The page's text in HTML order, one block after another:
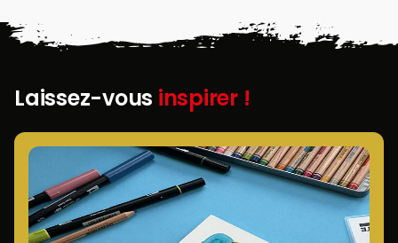
Laissez-vous inspirer !